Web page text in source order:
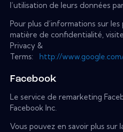
l’utilisation de leurs données
Pour plus d’informations sur
matière de confidentialité,
Privacy &
Terms: http://
Facebook
Le service de remarketing
Facebook Inc.
Vous pouvez en savoir plus sur